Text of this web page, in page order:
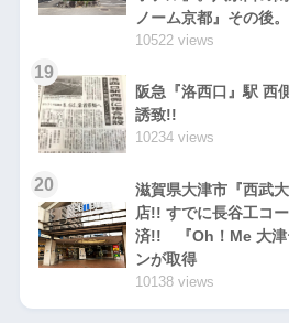
ノーム京都』その後。
10522 views
19
阪急『洛西口』駅 西
誘致!!
10234 views
20
滋賀県大津市『西武
店!! すでに長谷工コ
済!! 『Oh！Me 大津
ンが取得
10138 views